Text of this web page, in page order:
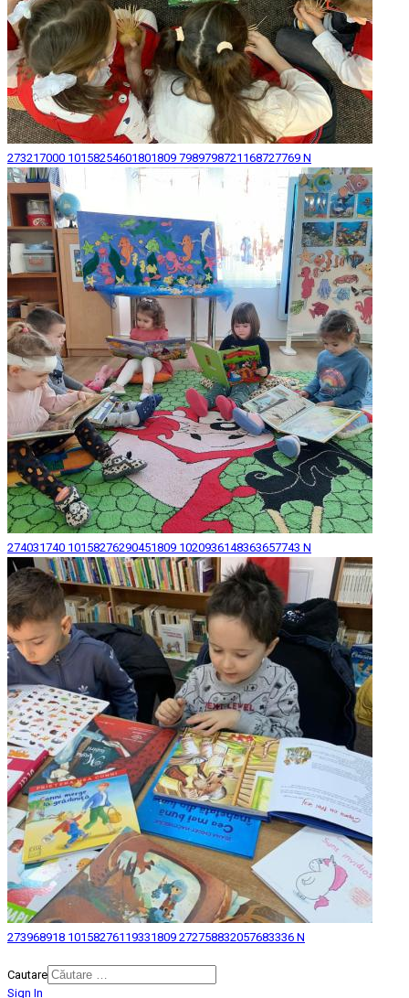
273217000 10158254601801809 7989798721168727769 N
274031740 10158276290451809 1020936148363657743 N
273968918 10158276119331809 272758832057683336 N
Cautare
Sign In